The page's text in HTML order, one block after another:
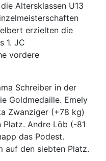
Altersklassen U13
erzielten die
1. JC
vordere
Schreiber in der
Goldmedaille. Emely
Zwanziger (+78 kg)
Andre Löb (-81
das Podest.
auf den siebten Platz.